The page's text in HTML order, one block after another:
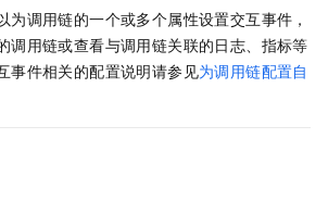
为调用链的一个或多个属性设置交互事件，
调用链或查看与调用链关联的日志、指标等
事件相关的配置说明请参见为调用链配置自